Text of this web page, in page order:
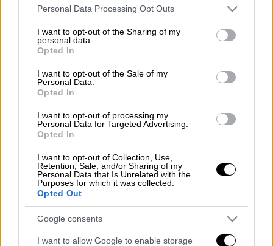
Please note that this website/app uses one or more Google
not limited to your visit or usage behaviour. You may click to
grant or deny consent to Google and its third-party tags to
use your data for below specified purposes in below Google
consent section.
Personal Data Processing Opt Outs
I want to opt-out of the Sharing of my
personal data.
Opted In
I want to opt-out of the Sale of my
Personal Data.
Opted In
I want to opt-out of processing my
Personal Data for Targeted Advertising.
Opted In
I want to opt-out of Collection, Use,
Retention, Sale, and/or Sharing of my
Personal Data that Is Unrelated with the
Purposes for which it was collected.
Opted Out
Google consents
I want to allow Google to enable storage
διοίκησης, ο περιορισμός περιφερειακών
ανισοτήτων και ο εκσυγχρονισμός βασικών
υποδομών είναι απαραίτητες
μεταρρυθμίσεις για τη βελτίωση του
επιχειρηματικούπεριβάλλοντος, σύμφωνα
με τηνετήσια έκθεση (ΠΥΞΙΔΑ 4.0)
οικονομίας που παρουσίασε τοΣυμβούλιο
Ανταγωνιστικότητας.
Διαβάστε περισσότερα στοimerisia.gr
Τα σχολιά σας δημοσιεύονται άμεσα με δική σας ευθύνη. Το
ΕΘΝΟΣ θα παρεμβαίνει και τα προσβλητικά σχόλια θα